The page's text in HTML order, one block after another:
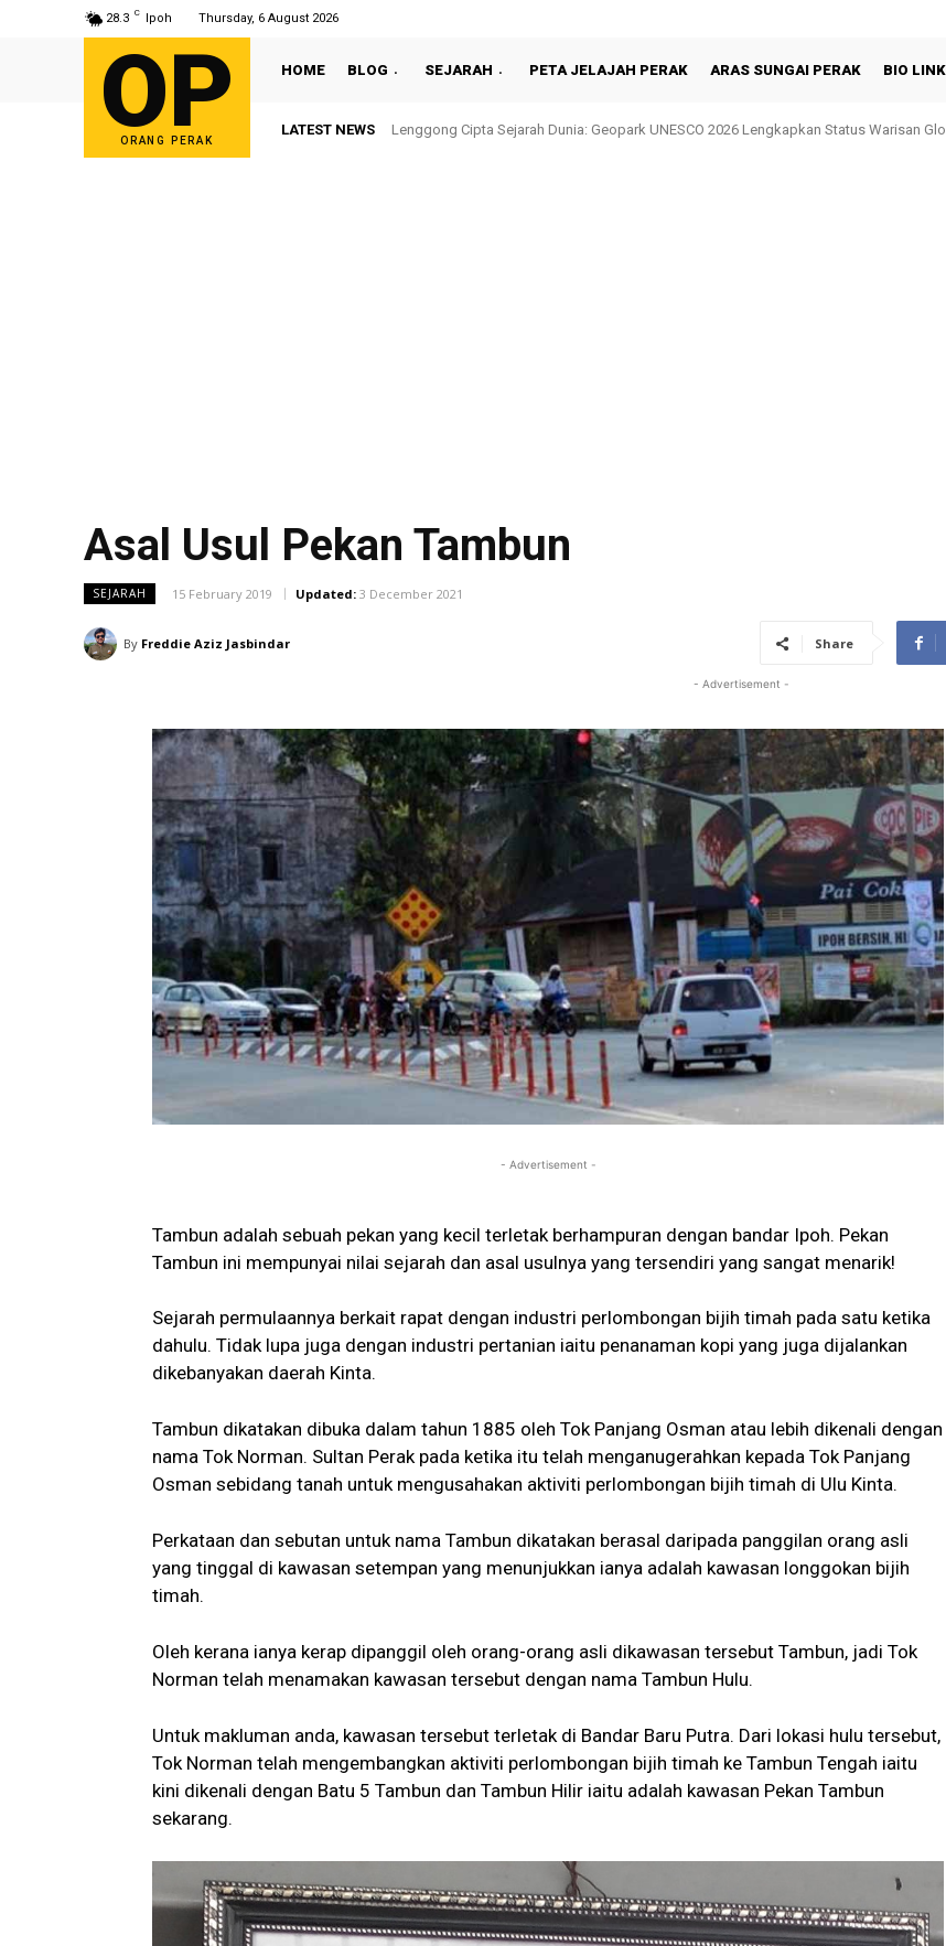
28.3 C Ipoh Thursday, 6 August 2026
OP
ORANG PERAK
HOME BLOG SEJARAH PETA JELAJAH PERAK ARAS SUNGAI PERAK BIO
LATEST NEWS Sultan Nazrin Shah Berbuka Puasa Bersama Rakyat di Behrang Stesen
Asal Usul Pekan Tambun
SEJARAH 15 February 2019 Updated: 3 December 2021
By Freddie Aziz Jasbindar Share
- Advertisement -
- Advertisement -
Tambun adalah sebuah pekan yang kecil terletak berhampuran dengan bandar Ipoh. Pekan
Tambun ini mempunyai nilai sejarah dan asal usulnya yang tersendiri yang sangat menarik!
Sejarah permulaannya berkait rapat dengan industri perlombongan bijih timah pada satu ketika
dahulu. Tidak lupa juga dengan industri pertanian iaitu penanaman kopi yang juga dijalankan
dikebanyakan daerah Kinta.
Tambun dikatakan dibuka dalam tahun 1885 oleh Tok Panjang Osman atau lebih dikenali dengan
nama Tok Norman. Sultan Perak pada ketika itu telah menganugerahkan kepada Tok Panjang
Osman sebidang tanah untuk mengusahakan aktiviti perlombongan bijih timah di Ulu Kinta.
Perkataan dan sebutan untuk nama Tambun dikatakan berasal daripada panggilan orang asli
yang tinggal di kawasan setempan yang menunjukkan ianya adalah kawasan longgokan bijih
timah.
Oleh kerana ianya kerap dipanggil oleh orang-orang asli dikawasan tersebut Tambun, jadi Tok
Norman telah menamakan kawasan tersebut dengan nama Tambun Hulu.
Untuk makluman anda, kawasan tersebut terletak di Bandar Baru Putra. Dari lokasi hulu tersebut,
Tok Norman telah mengembangkan aktiviti perlombongan bijih timah ke Tambun Tengah iaitu
kini dikenali dengan Batu 5 Tambun dan Tambun Hilir iaitu adalah kawasan Pekan Tambun
sekarang.